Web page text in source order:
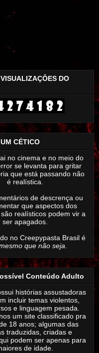
DO
CÉTICO
no cinema e no meio do
se levanta para gritar
que está passando não
é realística.
de descrença ou
que aspectos dos
realísticos podem vir a
ser apagados.
no Creepypasta Brasil é
que não seja
Conteúdo Adulto
histórias assustadoras
incluir temas violentos,
e linguagem pesada.
um site classificado pra
18 anos; algumas das
traduzidas, criadas e
podem ser apenas para
de idade.